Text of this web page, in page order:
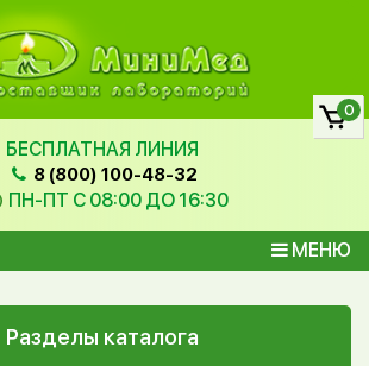
БЕСПЛАТНАЯ ЛИНИЯ
8 (800) 100-48-32
ПН-ПТ С 08:00 ДО 16:30
МЕНЮ
0
Разделы каталога